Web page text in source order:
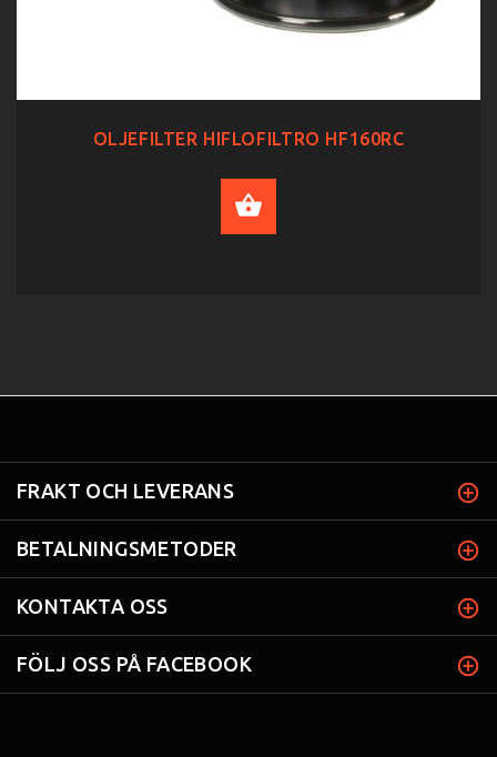
OLJEFILTER HIFLOFILTRO HF160RC
FRAKT OCH LEVERANS
BETALNINGSMETODER
KONTAKTA OSS
FÖLJ OSS PÅ FACEBOOK